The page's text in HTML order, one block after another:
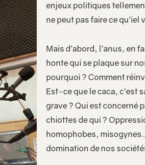
enjeux politiques
ne peut pas faire ce qu’iel
Mais d’abord, l’anus, en
honte qui se plaque sur
pourquoi ? Comment
Est-ce que le caca, c’est
grave ? Qui est concerné
chiottes de qui ?
homophobes,
domination de nos